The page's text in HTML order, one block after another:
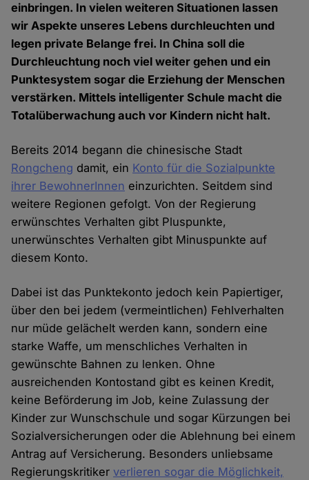
einbringen. In vielen weiteren Situationen lassen
wir Aspekte unseres Lebens durchleuchten und
legen private Belange frei. In China soll die
Durchleuchtung noch viel weiter gehen und ein
Punktesystem sogar die Erziehung der Menschen
verstärken. Mittels intelligenter Schule macht die
Totalüberwachung auch vor Kindern nicht halt.
Bereits 2014 begann die chinesische Stadt
Rongcheng damit, ein Konto für die Sozialpunkte
ihrer BewohnerInnen einzurichten. Seitdem sind
weitere Regionen gefolgt. Von der Regierung
erwünschtes Verhalten gibt Pluspunkte,
unerwünschtes Verhalten gibt Minuspunkte auf
diesem Konto.
Dabei ist das Punktekonto jedoch kein Papiertiger,
über den bei jedem (vermeintlichen) Fehlverhalten
nur müde gelächelt werden kann, sondern eine
starke Waffe, um menschliches Verhalten in
gewünschte Bahnen zu lenken. Ohne
ausreichenden Kontostand gibt es keinen Kredit,
keine Beförderung im Job, keine Zulassung der
Kinder zur Wunschschule und sogar Kürzungen bei
Sozialversicherungen oder die Ablehnung bei einem
Antrag auf Versicherung. Besonders unliebsame
Regierungskritikerverlieren sogar die Möglichkeit,